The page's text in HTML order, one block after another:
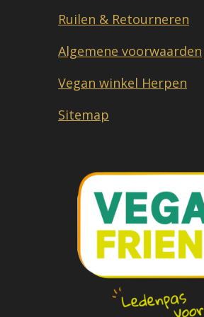
Ruilen & Retourneren
Algemene voorwaarden
Vegan winkel Herpen
Sitemap